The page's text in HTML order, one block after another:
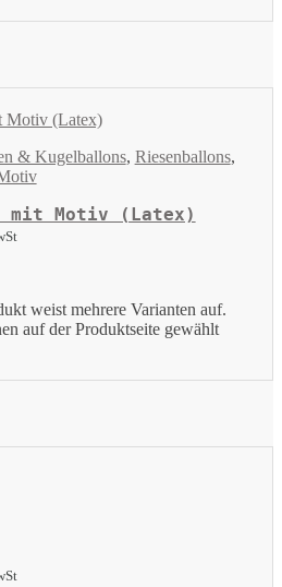
& Kugelballons, Riesenballons,
mit Motiv (Latex)
weist mehrere Varianten auf.
auf der Produktseite gewählt